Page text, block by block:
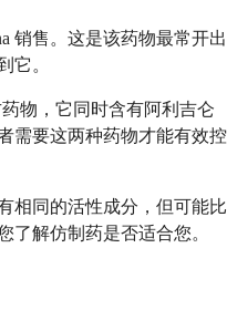
销售。这是该药物最常开出
它。
物，它同时含有阿利吉仑
需要这两种药物才能有效控
相同的活性成分，但可能比
了解仿制药是否适合您。